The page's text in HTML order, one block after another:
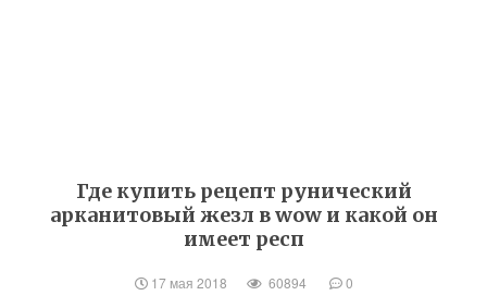
Где купить рецепт рунический
арканитовый жезл в wow и какой он
имеет респ
17 мая 2018 60894 0